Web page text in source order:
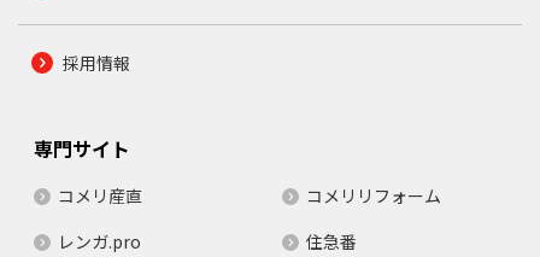
採用情報
専門サイト
コメリ産直
コメリリフォーム
レンガ.pro
住急番